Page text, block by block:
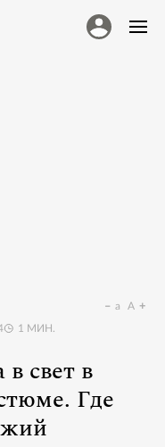
1 МИН.
a A
свет в
Где